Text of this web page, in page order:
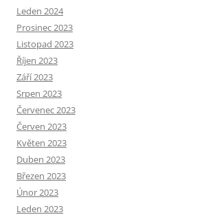
Leden 2024
Prosinec 2023
Listopad 2023
Říjen 2023
Září 2023
Srpen 2023
Červenec 2023
Červen 2023
Květen 2023
Duben 2023
Březen 2023
Únor 2023
Leden 2023